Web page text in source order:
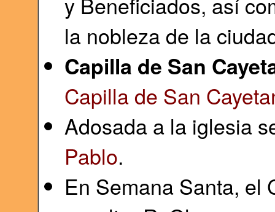
la nobleza de la
Capilla de San
Capilla de San
Adosada a la iglesia
Pablo.
En Semana Santa, el